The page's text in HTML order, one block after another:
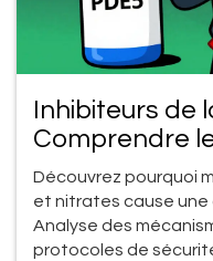
Inhibiteurs de
Comprendre
Découvrez pourquoi
et nitrates cause une
Analyse des
protocoles de